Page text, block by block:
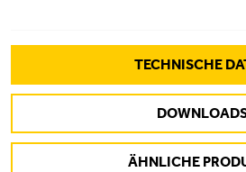
TECHNISCHE
ÄHNLICHE